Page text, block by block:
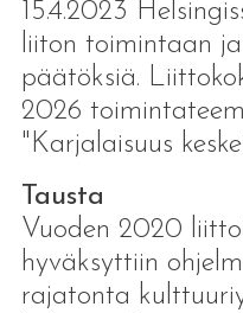
15.4.2023
liiton toimintaan
päätöksiä.
2026
"Karjalaisuus
Tausta
Vuoden 2020
hyväksyttiin
rajatonta